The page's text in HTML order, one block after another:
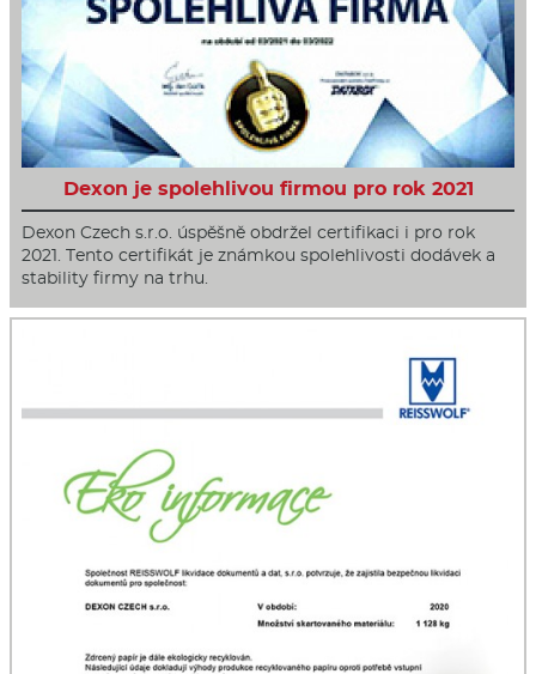
Dexon je spolehlivou firmou pro rok 2021
Dexon Czech s.r.o. úspěšně obdržel certifikaci i pro rok
2021. Tento certifikát je známkou spolehlivosti dodávek a
stability firmy na trhu.